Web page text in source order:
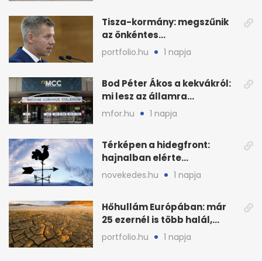
Tisza-kormány: megszűnik
az önkéntes
fogyasztáscsökkentés
portfolio.hu 1 napja
Bod Péter Ákos a kekvákról:
mi lesz az államra
visszaszálló vagyonnal?
mfor.hu 1 napja
Térképen a hidegfront:
hajnalban elérte
Magyarország határát
novekedes.hu 1 napja
Hőhullám Európában: már
25 ezernél is több halál,
folytatódhat
portfolio.hu 1 napja